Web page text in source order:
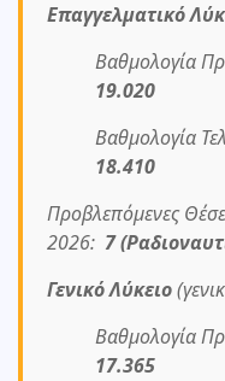
Επαγγελματικό
Βαθμολογία
19.020
Βαθμολογία
18.410
Προβλεπόμενες
2026: 7
Γενικό Λύκειο
Βαθμολογία
17.365